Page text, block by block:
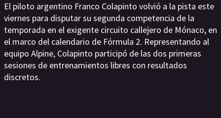
El piloto argentino Franco Colapinto volvió a la pista este
viernes para disputar su segunda competencia de la
temporada en el exigente circuito callejero de Mónaco, en
el marco del calendario de Fórmula 2. Representando al
equipo Alpine, Colapinto participó de las dos primeras
sesiones de entrenamientos libres con resultados
discretos.